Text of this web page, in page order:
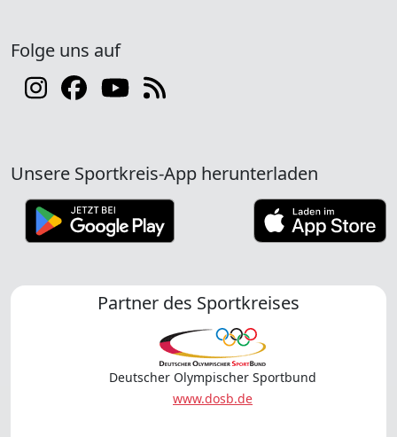
Folge uns auf
Unsere Sportkreis-App herunterladen
Partner des Sportkreises
Deutscher Olympischer Sportbund
www.dosb.de